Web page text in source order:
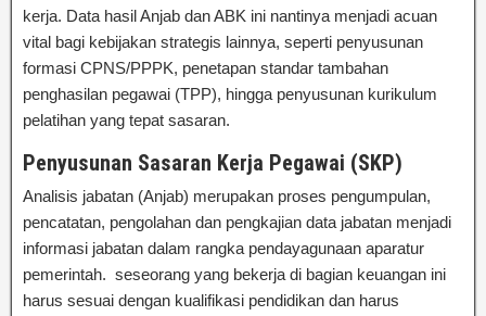
kerja. Data hasil Anjab dan ABK ini nantinya menjadi acuan
vital bagi kebijakan strategis lainnya, seperti penyusunan
formasi CPNS/PPPK, penetapan standar tambahan
penghasilan pegawai (TPP), hingga penyusunan kurikulum
pelatihan yang tepat sasaran.
Penyusunan Sasaran Kerja Pegawai (SKP)
Analisis jabatan (Anjab) merupakan proses pengumpulan,
pencatatan, pengolahan dan pengkajian data jabatan menjadi
informasi jabatan dalam rangka pendayagunaan aparatur
pemerintah. seseorang yang bekerja di bagian keuangan ini
harus sesuai dengan kualifikasi pendidikan dan harus